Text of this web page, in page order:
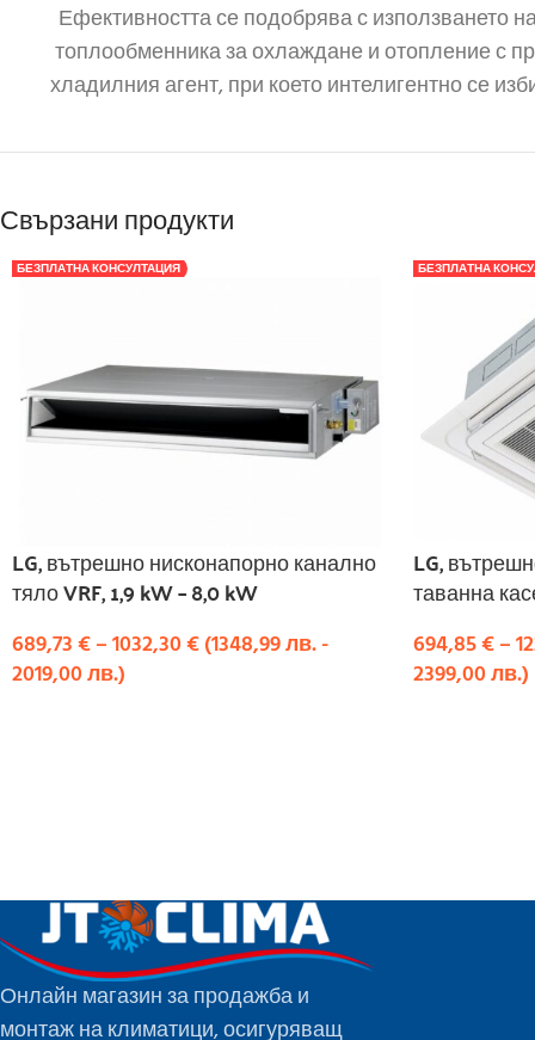
Ефективността се подобрява с използването
топлообменника за охлаждане и отопление с
хладилния агент, при което интелигентно се
Свързани продукти
БЕЗПЛАТНА КОНСУЛТАЦИЯ
LG, вътрешно нисконапорно канално
тяло VRF, 1,9 kW – 8,0 kW
689,73€–1032,30€(1348,99лв.-
2019,00лв.)
БЕЗПЛАТНА
LG,
таванна
694,85€–
2399,00лв.)
Онлайн магазин за продажба и
монтаж на климатици, осигуряващ